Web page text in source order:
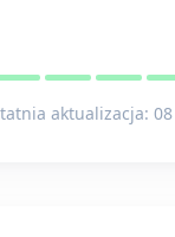
aktualizacja: